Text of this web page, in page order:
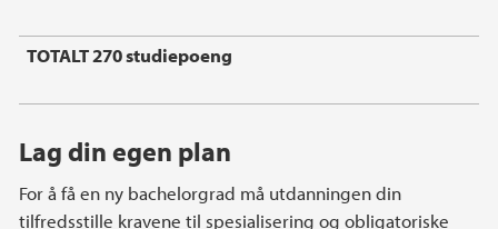
TOTALT 270 studiepoeng
Lag din egen plan
For å få en ny bachelorgrad må utdanningen din
tilfredsstille kravene til spesialisering og obligatoriske